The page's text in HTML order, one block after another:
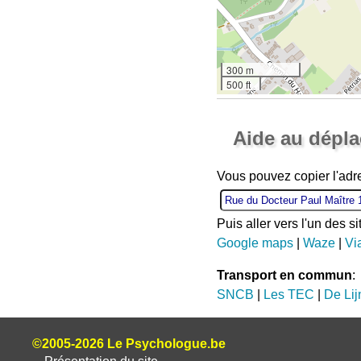
300 m
500 ft
Aide au
Vous pouvez copier
Puis aller vers l'un des
Google maps| Waze|
Transport en commun:
SNCB
Les TEC De
©2005-2026 Le Psychologue.be